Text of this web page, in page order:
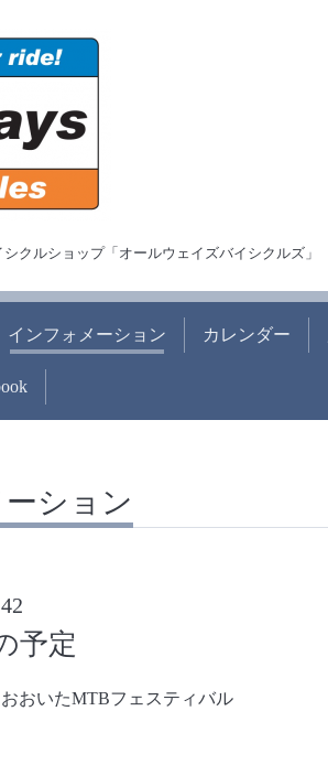
クルショップ「オールウェイズバイシクルズ」
インフォメーション カレンダー
ション
予定
いたMTBフェスティバル